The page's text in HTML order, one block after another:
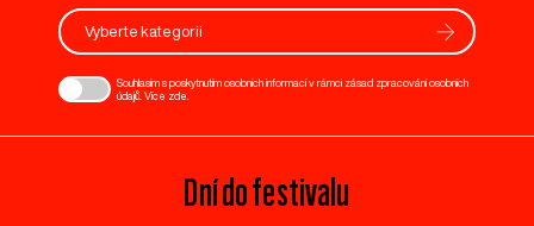
Vyberte kategorii
Souhlasím s poskytnutím osobních informací v rámci zásad zpracování osobních
údajů. Více zde
Dní do festivalu